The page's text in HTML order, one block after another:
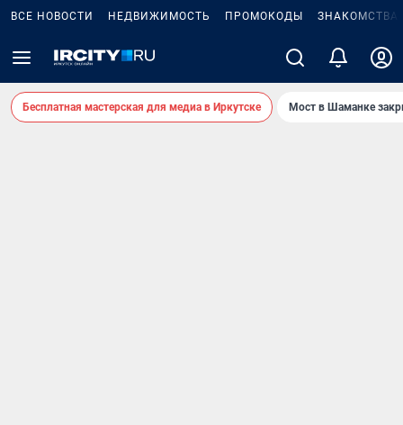
ВСЕ НОВОСТИ НЕДВИЖИМОСТЬ ПРОМОКОДЫ ЗНАКОМСТВА
Бесплатная мастерская для медиа в Иркутске Мост в Шаманке